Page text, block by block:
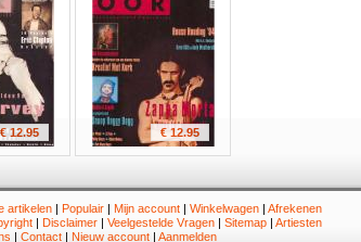
€ 12.95 € 12.95
artikelen| Populair| Mijn account| Winkelwagen| Afrekenen
| Disclaimer | Veelgestelde Vragen | Sitemap | Artiesten
| Contact | Nieuw account | Aanmelden